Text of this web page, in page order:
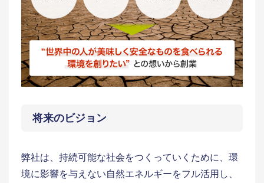
将来のビジョン
弊社は、持続可能な社会をつくっていくために、環
境に影響を与えない自然エネルギーをフル活用し、